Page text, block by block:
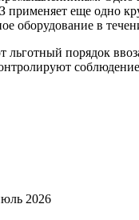
еще одно
в
порядок
2026